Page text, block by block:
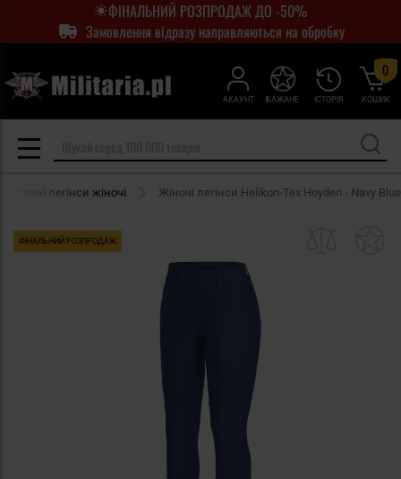
ФІНАЛЬНИЙ РОЗПРОДАЖ ДО -50%
Замовлення відразу направляються на обробку
АКАУНТ ІСТОРІЯ
БАЖАНЕ КОШИК
0
легінси жіночі Жіночі легінси Helikon-Tex Hoyden - Navy Blue
ФІНАЛЬНИЙ РОЗПРОДАЖ